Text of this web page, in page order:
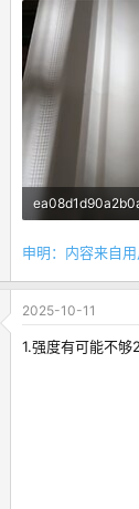
申明：内容来自
2025-10-11
1.强度有可能不够